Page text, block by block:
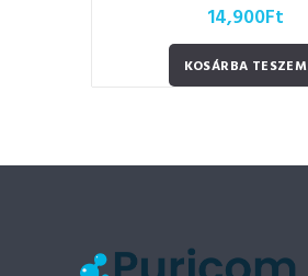
14,900Ft
KOSÁRBA TESZEM